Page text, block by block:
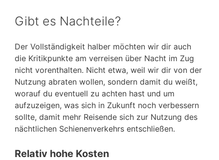
Gibt es Nachteile?
Der Vollständigkeit halber möchten wir dir auch
die Kritikpunkte am verreisen über Nacht im Zug
nicht vorenthalten. Nicht etwa, weil wir dir von der
Nutzung abraten wollen, sondern damit du weißt,
worauf du eventuell zu achten hast und um
aufzuzeigen, was sich in Zukunft noch verbessern
sollte, damit mehr Reisende sich zur Nutzung des
nächtlichen Schienenverkehrs entschließen.
Relativ hohe Kosten